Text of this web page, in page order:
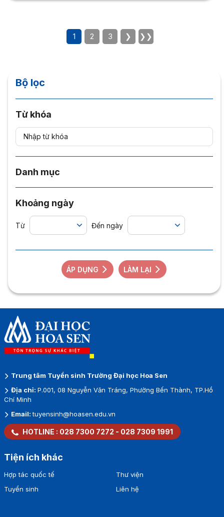
1 2 3 ❯ ❯❯
Bộ lọc
Từ khóa
Danh mục
Khoảng ngày
Từ Đến ngày
ÁP DỤNG LÀM LẠI
Trung tâm Tuyển sinh Trường Đại học Hoa Sen
Địa chỉ: P.001, 08 Nguyễn Văn Tráng, Phường Bến Thành, TP.Hồ
Chí Minh
Email:tuyensinh@hoasen.edu.vn
HOTLINE : 028 7300 7272 - 028 7309 1991
Tiện ích khác
Hợp tác quốc tế
Tuyển sinh
Thư viện
Liên hệ